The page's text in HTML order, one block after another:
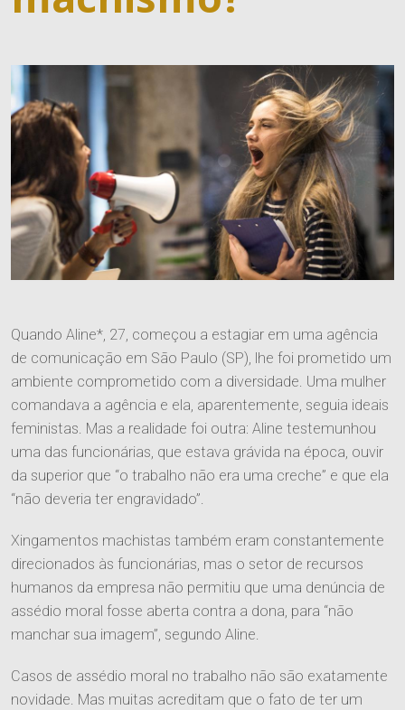
Quando Aline*, 27, começou a estagiar em uma agência
de comunicação em São Paulo (SP), lhe foi prometido um
ambiente comprometido com a diversidade. Uma mulher
comandava a agência e ela, aparentemente, seguia ideais
feministas. Mas a realidade foi outra: Aline testemunhou
uma das funcionárias, que estava grávida na época, ouvir
da superior que “o trabalho não era uma creche” e que ela
“não deveria ter engravidado”.
Xingamentos machistas também eram constantemente
direcionados às funcionárias, mas o setor de recursos
humanos da empresa não permitiu que uma denúncia de
assédio moral fosse aberta contra a dona, para “não
manchar sua imagem”, segundo Aline.
Casos de assédio moral no trabalho não são exatamente
novidade. Mas muitas acreditam que o fato de ter um